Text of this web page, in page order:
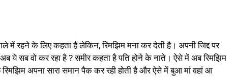
में रहने के लिए कहता है लेकिन, रिमझिम मना कर देती है। अपनी जिद्द पर
ये सब वो कर रहा है ? समीर कहता है पति होने के नाते। ऐसे में अब रिमझिम
अपना सारा समान पैक कर रही होती है और ऐसे में बुआ मां वहां आ